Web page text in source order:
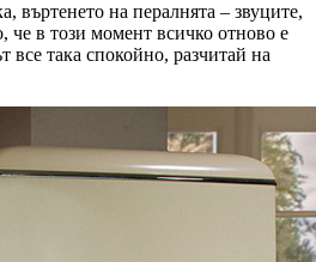
въртенето на пералнята – звуците,
че в този момент всичко отново е
все така спокойно, разчитай на